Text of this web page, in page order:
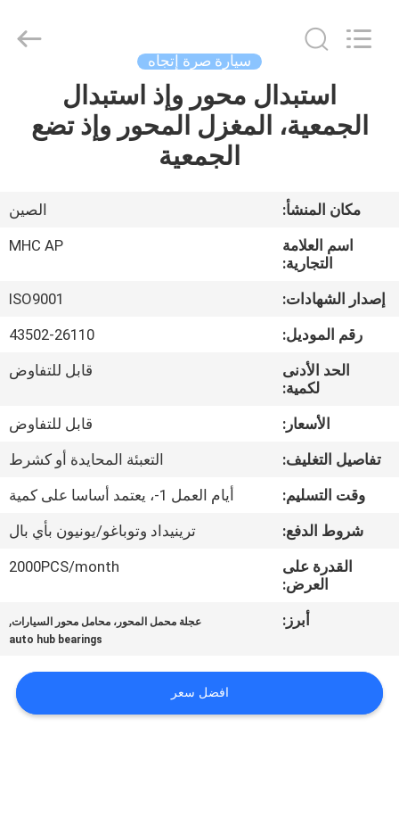
الصفحة
الرئيسية
معلومات
جولة
مراقبة
الجودة
اتصل
خريطة
Limited.
سيارة صرة إتجاه
استبدال محور وإذ استبدال
الجمعية، المغزل المحور وإذ تضع
الجمعية
مكان المنشأ:
الصين
اسم العلامة
التجارية:
MHC AP
إصدار الشهادات:
ISO9001
رقم الموديل:
43502-26110
الحد الأدنى
لكمية:
قابل للتفاوض
الأسعار:
قابل للتفاوض
تفاصيل التغليف:
التعبئة المحايدة أو كشرط
وقت التسليم:
أيام العمل 1-، يعتمد أساسا على كمية
شروط الدفع:
ترينيداد وتوباغو/يونيون بأي بال
القدرة على
العرض:
2000PCS/month
أبرز: عجلة محمل المحور، محامل محور السيارات,
auto hub bearings
افضل سعر